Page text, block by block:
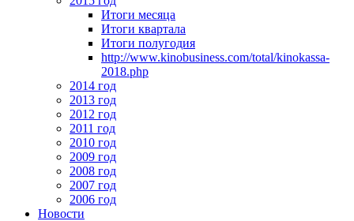
Итоги месяца
Итоги квартала
Итоги полугодия
http://www.kinobusiness.com/total/kinokassa-
2018.php
2014 год
2013 год
2012 год
2011 год
2010 год
2009 год
2008 год
2007 год
2006 год
Новости